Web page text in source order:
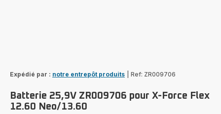
Expédié par : notre entrepôt produits Ref: ZR009706
Batterie 25,9V ZR009706 pour X-Force Flex
12.60 Neo/13.60